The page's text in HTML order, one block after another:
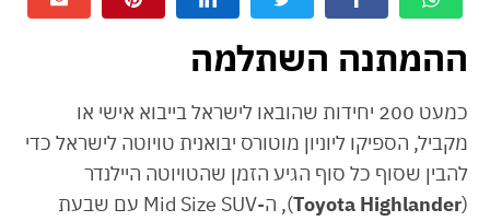
ההמתנה השתלמה
כמעט 200 יחידות שהובאו לישראל בייבוא אישי או
מקביל, הספיקו ליוניון מוטורס יבואנית טויוטה לישראל כדי
להבין שסוף כל סוף הגיע הזמן שהטויוטה היילנדר
(
Toyota Highlander
), ה-Mid Size SUV עם שבעת